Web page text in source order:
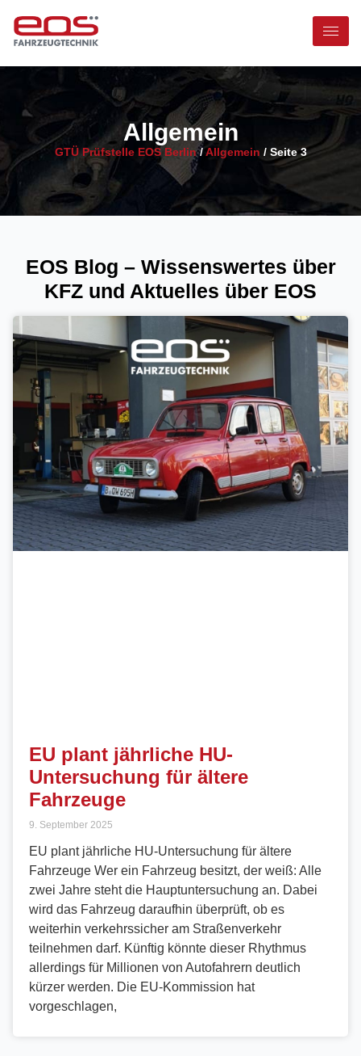
Allgemein
GTÜ Prüfstelle EOS Berlin/Allgemein / Seite 3
EOS Blog – Wissenswertes über
KFZ und Aktuelles über EOS
EU plant jährliche HU-
Untersuchung für ältere
Fahrzeuge
9. September 2025
EU plant jährliche HU-Untersuchung für ältere
Fahrzeuge Wer ein Fahrzeug besitzt, der weiß: Alle
zwei Jahre steht die Hauptuntersuchung an. Dabei
wird das Fahrzeug daraufhin überprüft, ob es
weiterhin verkehrssicher am Straßenverkehr
teilnehmen darf. Künftig könnte dieser Rhythmus
allerdings für Millionen von Autofahrern deutlich
kürzer werden. Die EU-Kommission hat
vorgeschlagen,